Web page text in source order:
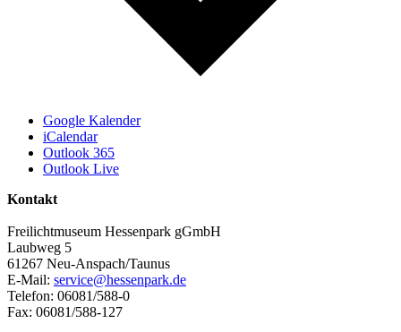
Google Kalender
iCalendar
Outlook 365
Outlook Live
Kontakt
Freilichtmuseum Hessenpark gGmbH
Laubweg 5
61267 Neu-Anspach/Taunus
E-Mail: service@hessenpark.de
Telefon: 06081/588-0
Fax: 06081/588-127